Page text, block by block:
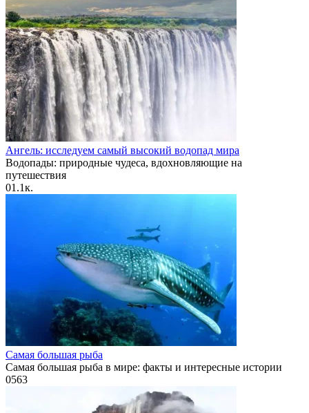
Ангель: исследуем самый высокий водопад мира
Водопады: природные чудеса, вдохновляющие на
путешествия
01.1к.
Самая большая рыба
Самая большая рыба в мире: факты и интересные истории
0563